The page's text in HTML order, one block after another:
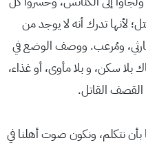
لأنها تدرك أنه لا يوجد من
ومُرعب. ووصف الوضع في
بلا سكن، و بلا مأوى، أو غذاء،
القاتل.
نتكلم، ونكون صوت أهلنا في